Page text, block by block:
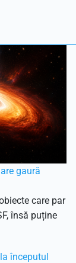
gaură
care par
însă puține
începutul